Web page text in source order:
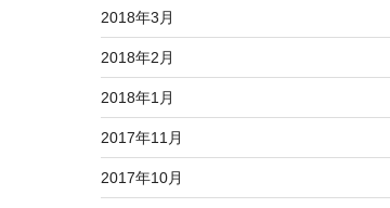
2018年3月
2018年2月
2018年1月
2017年11月
2017年10月